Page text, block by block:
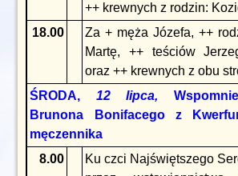
++ krewnych z rodzin:
18.00
Za + męża Józefa, ++
Martę, ++ teściów
oraz ++ krewnych z obu
ŚRODA, 12 lipca,
Brunona Bonifacego z
męczennika
8.00
Ku czci Najświętszego